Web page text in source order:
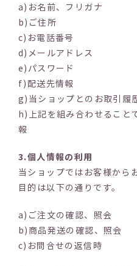
a)お名前、フリガナ
b)ご住所
c)お電話番号
d)メールアドレス
e)パスワード
f)配送先情報
g)当ショップとのお取引履
h)上記を組み合わせること
報
3.個人情報の利用
当ショップではお客様から
目的は以下の通りです。
a)ご注文の確認、照会
b)商品発送の確認、照会
c)お問合せの返信時